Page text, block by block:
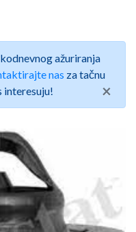
ažuriranja
nas za tačnu
interesuju!
×